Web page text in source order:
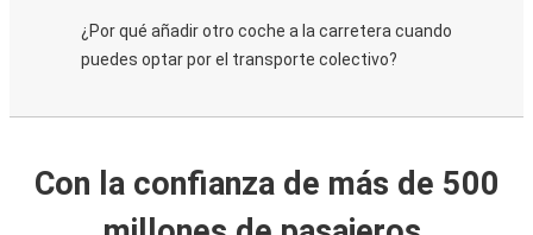
¿Por qué añadir otro coche a la carretera cuando
puedes optar por el transporte colectivo?
Con la confianza de más de 500